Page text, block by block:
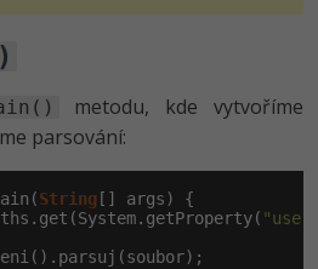
metodu, kde vytvoříme
parsování:
String [] args) {